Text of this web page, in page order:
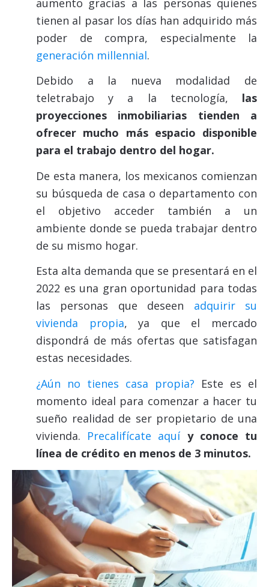
tienen al pasar los días han adquirido más
poder de compra, especialmente la
generación millennial.
Debido a la nueva modalidad de
teletrabajo y a la tecnología, las
proyecciones inmobiliarias tienden a
ofrecer mucho más espacio disponible
para el trabajo dentro del hogar.
De esta manera, los mexicanos comienzan
su búsqueda de casa o departamento con
el objetivo acceder también a un
ambiente donde se pueda trabajar dentro
de su mismo hogar.
Esta alta demanda que se presentará en el
2022 es una gran oportunidad para todas
las personas que deseen adquirir su
vivienda propia, ya que el mercado
dispondrá de más ofertas que satisfagan
estas necesidades.
¿Aún no tienes casa propia? Este es el
momento ideal para comenzar a hacer tu
sueño realidad de ser propietario de una
vivienda. Precalifícate aquí y conoce tu
línea de crédito en menos de 3 minutos.